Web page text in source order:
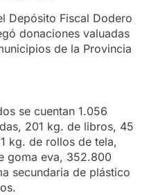
Depósito Fiscal Dodero
donaciones valuadas
de la Provincia
se cuentan 1.056
201 kg. de libros, 45
kg. de rollos de tela,
goma eva, 352.800
secundaria de plástico